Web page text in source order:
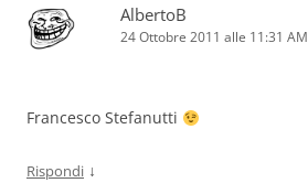
AlbertoB
24 Ottobre 2011 alle 11:31 AM
Francesco Stefanutti
Rispondi ↓